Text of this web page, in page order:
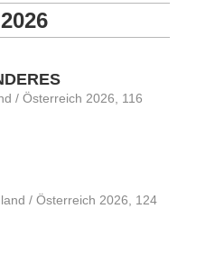
/ Österreich 2026, 116
/ Österreich 2026, 124